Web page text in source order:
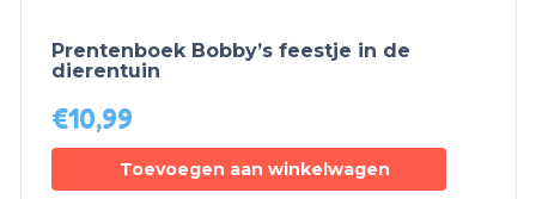
Prentenboek Bobby’s feestje in de
dierentuin
€10,99
Toevoegen aan winkelwagen